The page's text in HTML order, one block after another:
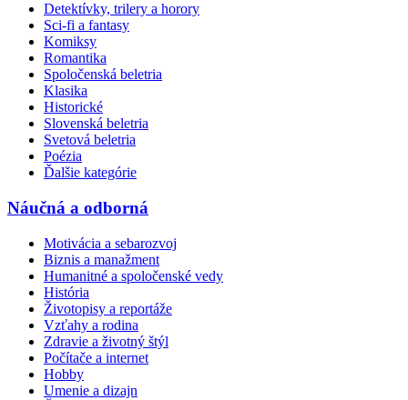
Detektívky, trilery a horory
Sci-fi a fantasy
Komiksy
Romantika
Spoločenská beletria
Klasika
Historické
Slovenská beletria
Svetová beletria
Poézia
Ďalšie kategórie
Náučná a odborná
Motivácia a sebarozvoj
Biznis a manažment
Humanitné a spoločenské vedy
História
Životopisy a reportáže
Vzťahy a rodina
Zdravie a životný štýl
Počítače a internet
Hobby
Umenie a dizajn